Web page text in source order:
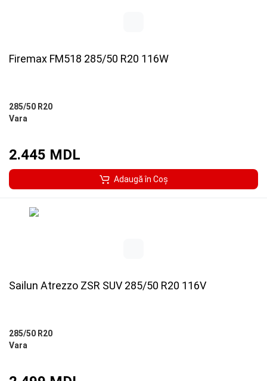
Firemax FM518 285/50 R20 116W
285/50 R20
Vara
2.445 MDL
Adaugă în Coş
Sailun Atrezzo ZSR SUV 285/50 R20 116V
285/50 R20
Vara